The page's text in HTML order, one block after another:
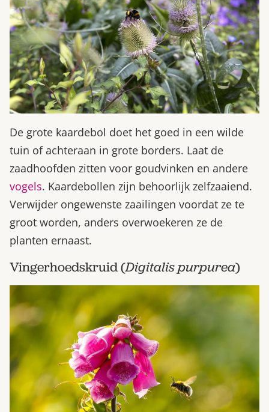
De grote kaardebol doet het goed in een wilde
tuin of achteraan in grote borders. Laat de
zaadhoofden zitten voor goudvinken en andere
vogels. Kaardebollen zijn behoorlijk zelfzaaiend.
Verwijder ongewenste zaailingen voordat ze te
groot worden, anders overwoekeren ze de
planten ernaast.
Vingerhoedskruid (Digitalis purpurea)